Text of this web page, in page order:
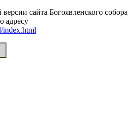
сайта Богоявленского собора
адресу
index.html